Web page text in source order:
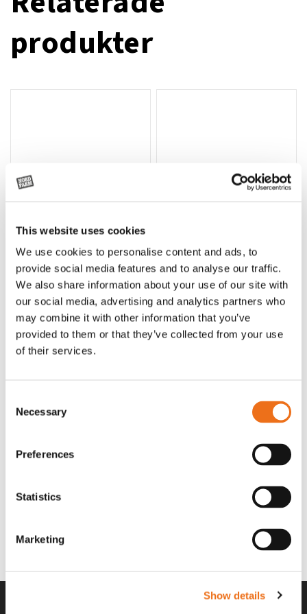
This website uses cookies
We use cookies to personalise content and ads, to
provide social media features and to analyse our traffic.
We also share information about your use of our site with
our social media, advertising and analytics partners who
may combine it with other information that you’ve
provided to them or that they’ve collected from your use
of their services.
Selection
Necessary
Preferences
Statistics
Marketing
Show details
produkter
Lägg till i varukorg
Rotor, komplett med slagor
OR80013456G
(ex. moms)
Grön truckknapp
A00220
kr (ex. moms)
Lägg till i varukorg
Rotor teeth 8t/6k 7.5Gr/8 R6/14 Rotor teeth 8t/6k 0Gr/8 R6/14